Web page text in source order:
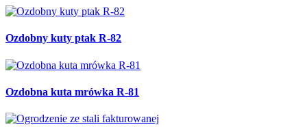
Ozdobny kuty ptak R-82
Ozdobna kuta mrówka R-81